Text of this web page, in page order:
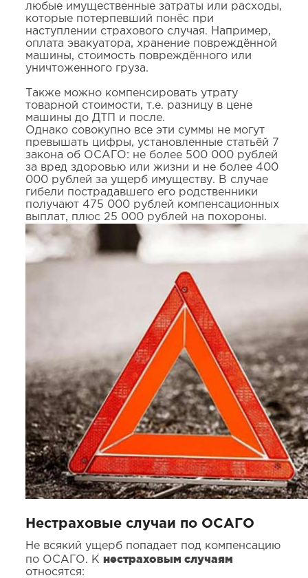
любые имущественные затраты или расходы,
которые потерпевший понёс при
наступлении страхового случая. Например,
оплата эвакуатора, хранение повреждённой
машины, стоимость повреждённого или
уничтоженного груза.
Также можно компенсировать утрату
товарной стоимости, т.е. разницу в цене
машины до ДТП и после.
Однако совокупно все эти суммы не могут
превышать цифры, установленные статьёй 7
закона об ОСАГО: не более 500 000 рублей
за вред здоровью или жизни и не более 400
000 рублей за ущерб имуществу. В случае
гибели пострадавшего его родственники
получают 475 000 рублей компенсационных
выплат, плюс 25 000 рублей на похороны.
Нестраховые случаи по ОСАГО
Не всякий ущерб попадает под компенсацию
по ОСАГО. Кнестраховым случаям
относятся: